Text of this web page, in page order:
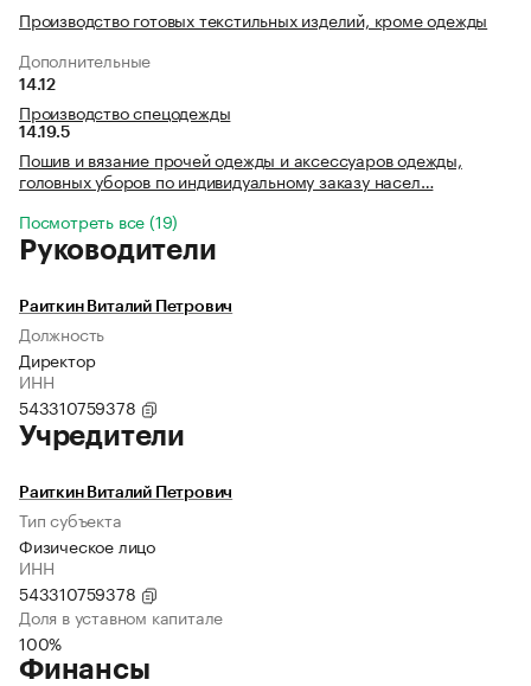
Производство готовых текстильных изделий, кроме одежды
Дополнительные
14.12
Производство спецодежды
14.19.5
Пошив и вязание прочей одежды и аксессуаров одежды,
головных уборов по индивидуальному заказу насел…
Посмотреть все (19)
Руководители
Раиткин Виталий Петрович
Должность
Директор
ИНН
543310759378
Учредители
Раиткин Виталий Петрович
Тип субъекта
Физическое лицо
ИНН
543310759378
Доля в уставном капитале
100%
Финансы